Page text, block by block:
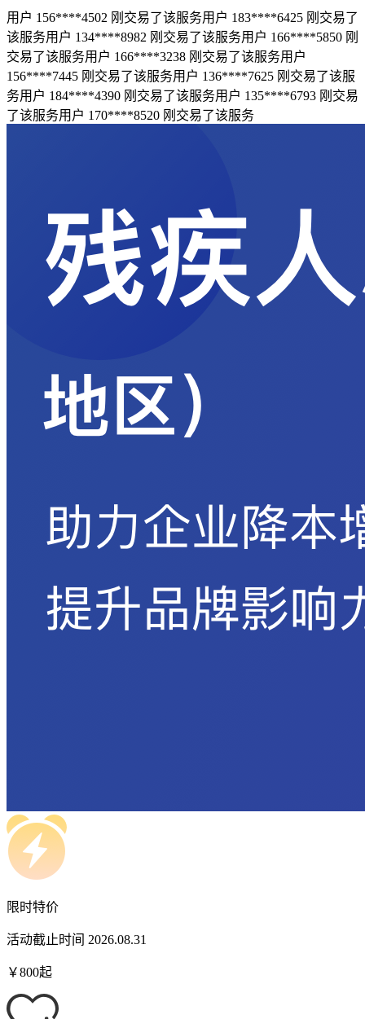
用户 156****4502 刚交易了该服务用户 183****6425 刚交易了
该服务用户 134****8982 刚交易了该服务用户 166****5850 刚
交易了该服务用户 166****3238 刚交易了该服务用户
156****7445 刚交易了该服务用户 136****7625 刚交易了该服
务用户 184****4390 刚交易了该服务用户 135****6793 刚交易
了该服务用户 170****8520 刚交易了该服务
限时特价
活动截止时间 2026.08.31
￥800起